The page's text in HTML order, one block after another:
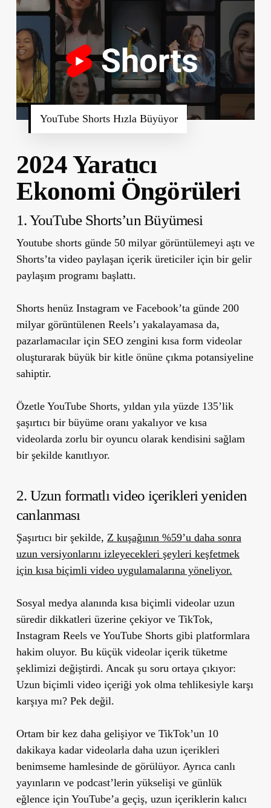
YouTube Shorts Hızla Büyüyor
2024 Yaratıcı
Ekonomi Öngörüleri
1. YouTube Shorts’un Büyümesi
Youtube shorts günde 50 milyar görüntülemeyi aştı ve
Shorts’ta video paylaşan içerik üreticiler için bir gelir
paylaşım programı başlattı.
Shorts henüz Instagram ve Facebook’ta günde 200
milyar görüntülenen Reels’ı yakalayamasa da,
pazarlamacılar için SEO zengini kısa form videolar
oluşturarak büyük bir kitle önüne çıkma potansiyeline
sahiptir.
Özetle YouTube Shorts, yıldan yıla yüzde 135’lik
şaşırtıcı bir büyüme oranı yakalıyor ve kısa
videolarda zorlu bir oyuncu olarak kendisini sağlam
bir şekilde kanıtlıyor.
2. Uzun formatlı video içerikleri yeniden
canlanması
Şaşırtıcı bir şekilde, Z kuşağının %59’u daha sonra
uzun versiyonlarını izleyecekleri şeyleri keşfetmek
için kısa biçimli video uygulamalarına yöneliyor.
Sosyal medya alanında kısa biçimli videolar uzun
süredir dikkatleri üzerine çekiyor ve TikTok,
Instagram Reels ve YouTube Shorts gibi platformlara
hakim oluyor. Bu küçük videolar içerik tüketme
şeklimizi değiştirdi. Ancak şu soru ortaya çıkıyor:
Uzun biçimli video içeriği yok olma tehlikesiyle karşı
karşıya mı? Pek değil.
Ortam bir kez daha gelişiyor ve TikTok’un 10
dakikaya kadar videolarla daha uzun içerikleri
benimseme hamlesinde de görülüyor. Ayrıca canlı
yayınların ve podcast’lerin yükselişi ve günlük
eğlence için YouTube’a geçiş, uzun içeriklerin kalıcı